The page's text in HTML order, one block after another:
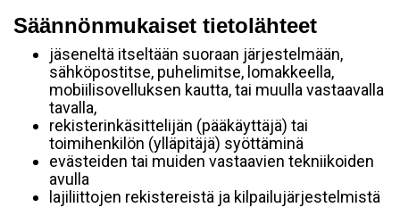
Säännönmukaiset tietolähteet
jäseneltä itseltään suoraan järjestelmään,
sähköpostitse, puhelimitse, lomakkeella,
mobiilisovelluksen kautta, tai muulla vastaavalla
tavalla,
rekisterinkäsittelijän (pääkäyttäjä) tai
toimihenkilön (ylläpitäjä) syöttäminä
evästeiden tai muiden vastaavien tekniikoiden
avulla
lajiliittojen rekistereistä ja kilpailujärjestelmistä